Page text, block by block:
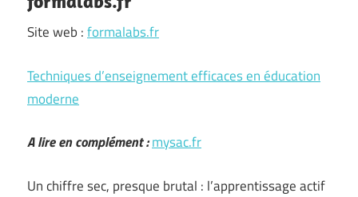
Site web :formalabs.fr
Techniques d’enseignement efficaces en éducation
moderne
A lire en complément :mysac.fr
Un chiffre sec, presque brutal : l’apprentissage actif